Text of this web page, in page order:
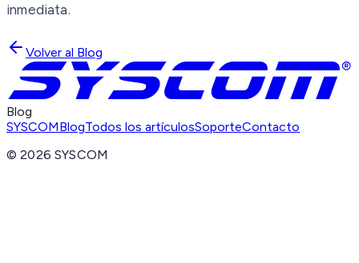
inmediata.
Volver al Blog
Blog
SYSCOMBlogTodos los artículosSoporteContacto
©2026 SYSCOM